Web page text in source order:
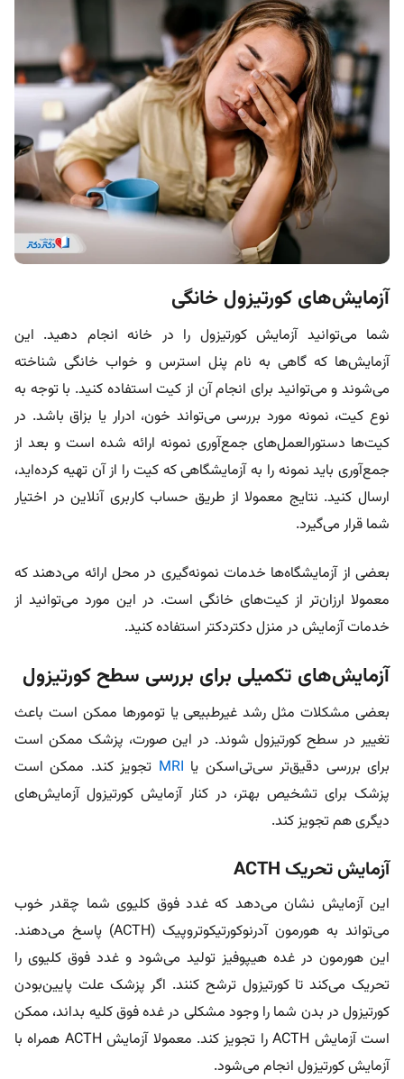
آزمایش‌های کورتیزول خانگی
شما می‌توانید آزمایش کورتیزول را در خانه انجام دهید. این
آزمایش‌ها که گاهی به نام پنل استرس و خواب خانگی شناخته
می‌شوند و می‌توانید برای انجام آن از کیت استفاده کنید. با توجه به
نوع کیت، نمونه مورد بررسی می‌تواند خون، ادرار یا بزاق باشد. در
کیت‌ها دستورالعمل‌های جمع‌آوری نمونه ارائه شده است و بعد از
جمع‌آوری باید نمونه را به آزمایشگاهی که کیت را از آن تهیه کرده‌اید،
ارسال کنید. نتایج معمولا از طریق حساب کاربری آنلاین در اختیار
شما قرار می‌گیرد.
بعضی از آزمایشگاه‌ها خدمات نمونه‌گیری در محل ارائه می‌دهند که
معمولا ارزان‌تر از کیت‌های خانگی است. در این مورد می‌توانید از
خدمات آزمایش در منزل دکتردکتر استفاده کنید.
آزمایش‌های تکمیلی برای بررسی سطح کورتیزول
بعضی مشکلات مثل رشد غیرطبیعی یا تومورها ممکن است باعث
تغییر در سطح کورتیزول شوند. در این صورت، پزشک ممکن است
برای بررسی دقیق‌تر سی‌تی‌اسکن یا MRI تجویز کند. ممکن است
پزشک برای تشخیص بهتر، در کنار آزمایش کورتیزول آزمایش‌های
دیگری هم تجویز کند.
آزمایش تحریک ACTH
این آزمایش نشان می‌دهد که غدد فوق کلیوی شما چقدر خوب
می‌تواند به هورمون آدرنوکورتیکوتروپیک (ACTH) پاسخ می‌دهند.
این هورمون در غده هیپوفیز تولید می‌شود و غدد فوق کلیوی را
تحریک می‌کند تا کورتیزول ترشح کنند. اگر پزشک علت پایین‌بودن
کورتیزول در بدن شما را وجود مشکلی در غده فوق کلیه بداند، ممکن
است آزمایش ACTH را تجویز کند. معمولا آزمایش ACTH همراه با
آزمایش کورتیزول انجام می‌شود.